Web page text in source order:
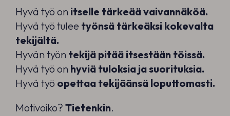
Hyvä työ on itselle tärkeää vaivannäköä.
Hyvä työ tulee työnsä tärkeäksi kokevalta
tekijältä.
Hyvän työn tekijä pitää itsestään töissä.
Hyvä työ on hyviä tuloksia ja suorituksia.
Hyvä työ opettaa tekijäänsä loputtomasti.
Motivoiko? Tietenkin.